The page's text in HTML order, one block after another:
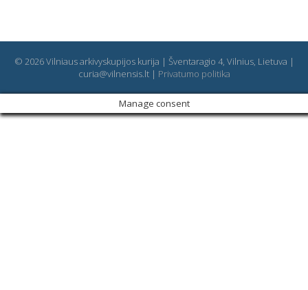
© 2026 Vilniaus arkivyskupijos kurija | Šventaragio 4, Vilnius, Lietuva |
curia@vilnensis.lt | Privatumo politika
Manage consent